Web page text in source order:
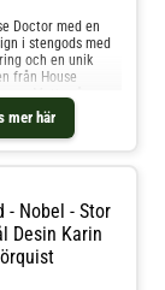
Shoppa
mer Skålar &
hos Royal Design.
mer här
Doctor med en
i stengods med
och en unik
från House
Matt grå
Shoppa
mer Skålar &
hos Royal Design.
- Nobel - Stor
Desin Karin